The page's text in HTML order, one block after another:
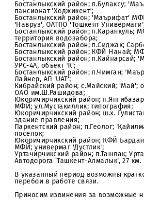
Бостанлыкский район; п.Хумсан;
санаторий Хумсан;
Бостанлыкский район;
заргарлик заводи;
Бостанлыкский район;
пансионат 'Ходжикент';
Бостанлыкский район;
'Навруз', ОАТПО 'Тошкент
Бостанлыкский район;
территория водозабора;
Бостанлыкский район;
Бостанлыкский район; КФЙ
Бостанлыкский район;
УРС-4А, объект 'К';
Бостанлыкский район;
Лайнер, АП 'UAT';
Кибрайский район; с.Майский;
ОАО им.Ш.Рашидова;
Юкоричирчикский район;
МФЙ; ул.Мустакиллик; типография;
Юкоричирчикский район; ш.х.
здание правления;
Паркентский район; п.Геолог;
поселок;
Юкоричирчикский район; КФЙ
МФЙ; универмаг 'Дустлик';